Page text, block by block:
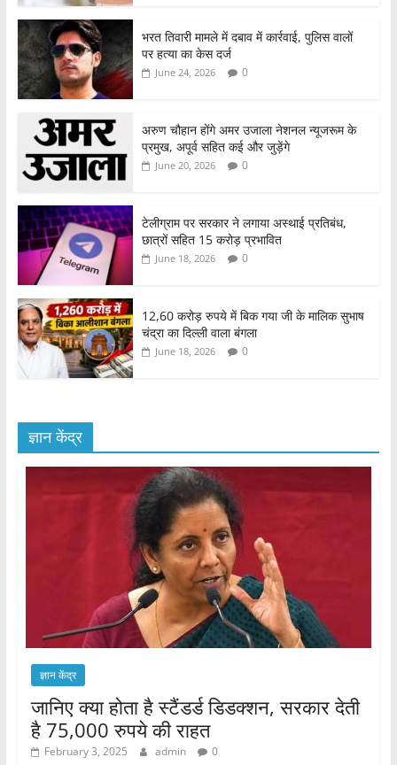
भरत तिवारी मामले में दबाव में कार्रवाई, पुलिस वालों
पर हत्या का केस दर्ज
June 24, 2026 0
अरुण चौहान होंगे अमर उजाला नेशनल न्यूजरूम के
प्रमुख, अपूर्व सहित कई और जुड़ेंगे
June 20, 2026 0
टेलीग्राम पर सरकार ने लगाया अस्थाई प्रतिबंध,
छात्रों सहित 15 करोड़ प्रभावित
June 18, 2026 0
12,60 करोड़ रुपये में बिक गया जी के मालिक सुभाष
चंद्रा का दिल्ली वाला बंगला
June 18, 2026 0
ज्ञान केंद्र
ज्ञान केंद्र
जानिए क्या होता है स्टैंडर्ड डिडक्शन, सरकार देती
है 75,000 रुपये की राहत
February 3, 2025 admin 0